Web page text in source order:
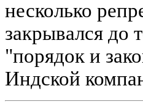
несколько
закрывался до
"порядок и
Индской